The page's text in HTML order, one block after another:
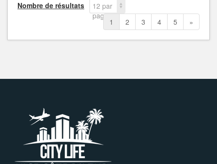
Nombre de résultats
12 par
page
1 2 3 4 5 »